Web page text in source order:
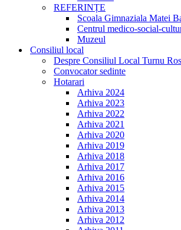
REFERINȚE
Scoala Gimnaziala Matei
Centrul medico-social-
Muzeul
Consiliul local
Despre Consiliul Local Turnu
Convocator sedinte
Hotarari
Arhiva 2024
Arhiva 2023
Arhiva 2022
Arhiva 2021
Arhiva 2020
Arhiva 2019
Arhiva 2018
Arhiva 2017
Arhiva 2016
Arhiva 2015
Arhiva 2014
Arhiva 2013
Arhiva 2012